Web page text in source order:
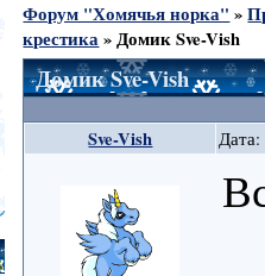
Форум "Хомячья норка" »
крестика » Домик Sve-Vish
Домик Sve-Vish
Sve-Vish